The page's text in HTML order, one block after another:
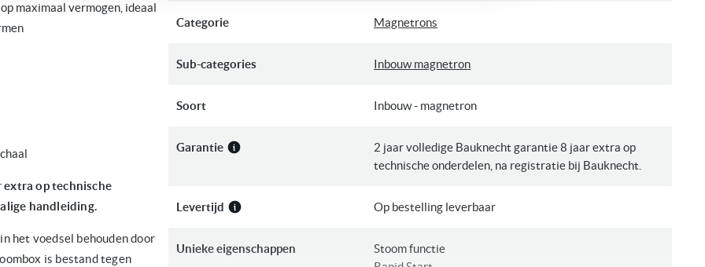
maximaal vermogen, ideaal
extra op technische
handleiding.
het voedsel behouden door
is bestand tegen
Categorie Magnetrons
Sub-categories Inbouw magnetron
Soort Inbouw - magnetron
Garantie
2 jaar volledige Bauknecht garantie 8 jaar extra op
technische onderdelen, na registratie bij Bauknecht.
Levertijd Op bestelling leverbaar
Unieke eigenschappen
Stoom functie